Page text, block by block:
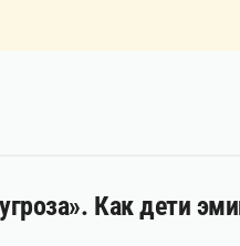
Как дети